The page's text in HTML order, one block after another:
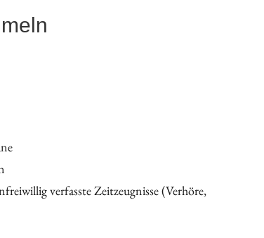
verfasste Zeitzeugnisse (Verhöre,